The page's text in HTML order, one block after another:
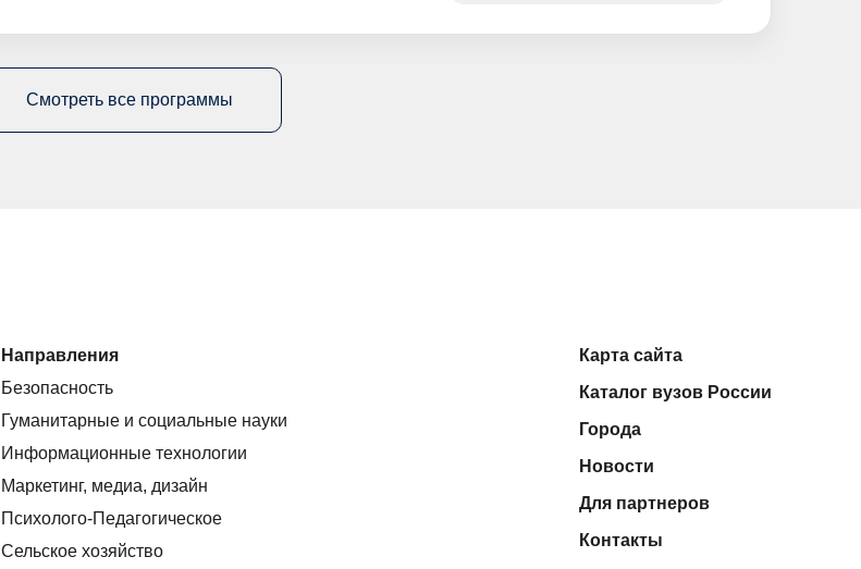
Смотреть все программы
Направления
Безопасность
Гуманитарные и социальные науки
Информационные технологии
Маркетинг, медиа, дизайн
Психолого-Педагогическое
Сельское хозяйство
Карта сайта
Каталог вузов России
Города
Новости
Для партнеров
Контакты